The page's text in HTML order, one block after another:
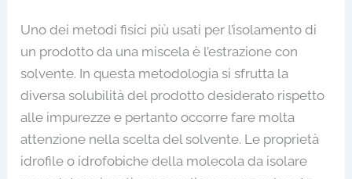
Uno dei metodi fisici più usati per l’isolamento di
un prodotto da una miscela è l’estrazione con
solvente. In questa metodologia si sfrutta la
diversa solubilità del prodotto desiderato rispetto
alle impurezze e pertanto occorre fare molta
attenzione nella scelta del solvente. Le proprietà
idrofile o idrofobiche della molecola da isolare